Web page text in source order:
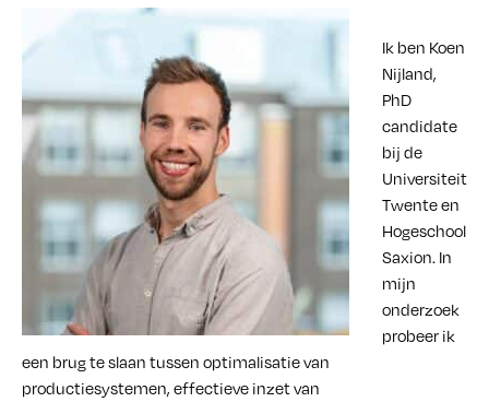
Blog
Contact
Ik ben Koen
Nijland,
PhD
candidate
bij de
Universiteit
Twente en
Hogeschool
Saxion. In
mijn
onderzoek
probeer ik
een brug te slaan tussen optimalisatie van
productiesystemen, effectieve inzet van